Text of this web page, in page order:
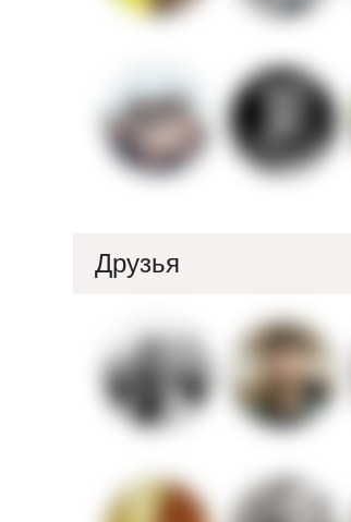
Друзья